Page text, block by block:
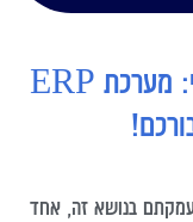
תוכנה לחברות אשראי חוץ בנקאי: מערכת ERP
בנושא זה, אחד